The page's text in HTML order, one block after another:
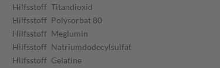
Hilfsstoff Titandioxid
Hilfsstoff Polysorbat 80
Hilfsstoff Meglumin
Hilfsstoff Natriumdodecylsulfat
Hilfsstoff Gelatine